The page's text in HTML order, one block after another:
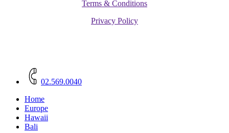
Terms & Conditions
Privacy Policy
Menu
02.569.0040
Home
Europe
Hawaii
Bali